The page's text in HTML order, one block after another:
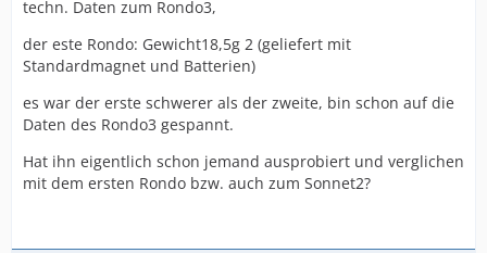
techn. Daten zum Rondo3,
der este Rondo: Gewicht18,5g 2 (geliefert mit
Standardmagnet und Batterien)
es war der erste schwerer als der zweite, bin schon auf die
Daten des Rondo3 gespannt.
Hat ihn eigentlich schon jemand ausprobiert und verglichen
mit dem ersten Rondo bzw. auch zum Sonnet2?